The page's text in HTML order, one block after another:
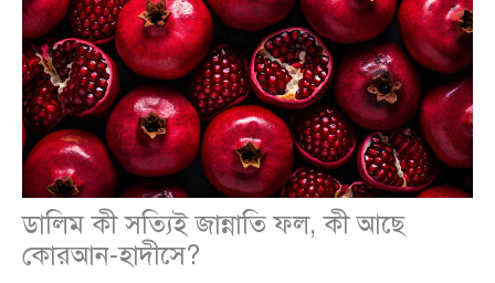
ডালিম কী সত্যিই জান্নাতি ফল, কী আছে
কোরআন-হাদীসে?